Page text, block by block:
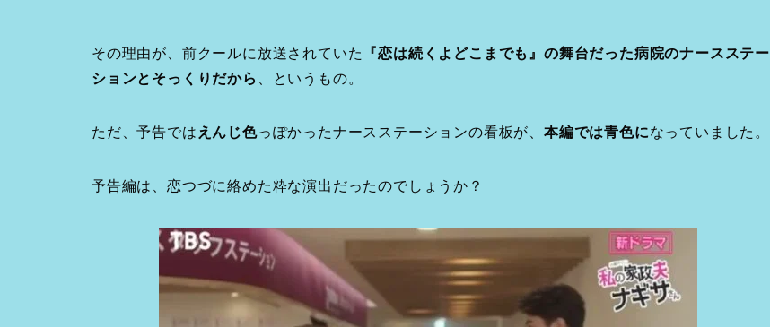
その理由が、前クールに放送されていた
『恋は続くよどこまでも』の舞台だった病院のナースステー
ションとそっくりだから
、というもの。
ただ、予告では えんじ色っぽかったナースステーションの看板が、本編では青色になっていました。
予告編は、恋つづに絡めた粋な演出だったのでしょうか？